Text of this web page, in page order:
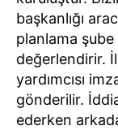
başkanlığı
planlama
değerlendirir.
yardımcısı
gönderilir.
ederken